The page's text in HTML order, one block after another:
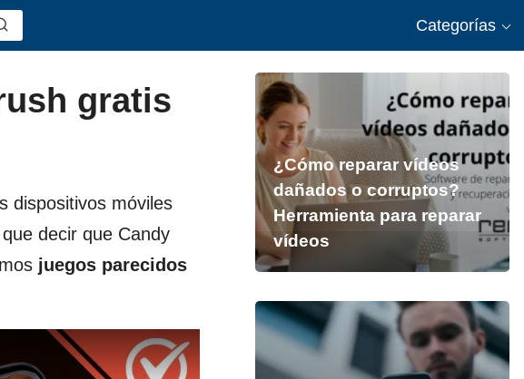
Categorías
gratis
dispositivos móviles
decir que Candy
juegos parecidos
¿Cómo reparar vídeos
dañados o corruptos?
Herramienta para reparar
vídeos